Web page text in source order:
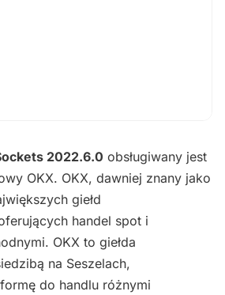
2022.6.0 obsługiwany jest
OKX. OKX, dawniej znany jako
giełd
handel spot i
OKX to giełda
na Seszelach,
do handlu różnymi